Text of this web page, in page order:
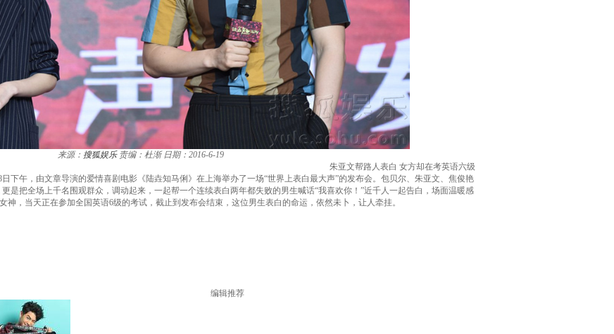
来源： 搜狐娱乐 责编：杜渐 日期：2016-6-19
朱亚文帮路人表白 女方却在考英语六级
下午，由文章导演的爱情喜剧电影《陆垚知马俐》在上海举办了一场“世界上表白最大声”的发布会。包贝尔、朱亚文、焦俊艳
是把全场上千名围观群众，调动起来，一起帮一个连续表白两年都失败的男生喊话“我喜欢你！”近千人一起告白，场面温暖感
神，当天正在参加全国英语6级的考试，截止到发布会结束，这位男生表白的命运，依然未卜，让人牵挂。
编辑推荐